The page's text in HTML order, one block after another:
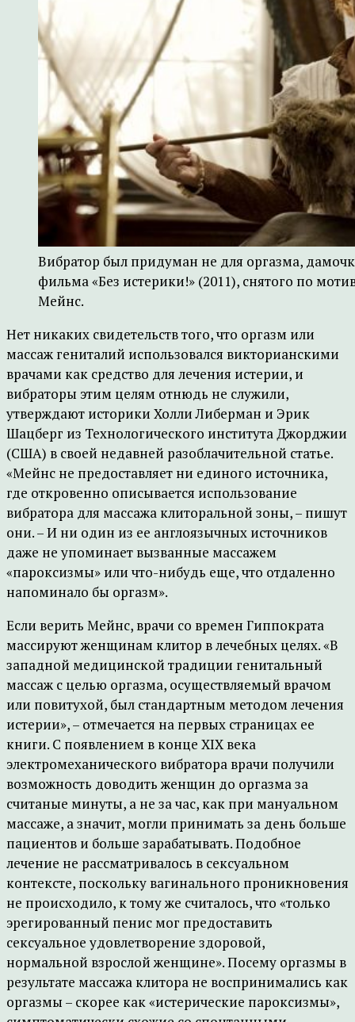
Вибратор был придуман не для оргазма,
фильма «Без истерики!» (2011), снятого по
Мейнс.
Нет никаких свидетельств того, что оргазм или
массаж гениталий использовался викторианскими
врачами как средство для лечения истерии, и
вибраторы этим целям отнюдь не служили,
утверждают историки Холли Либерман и Эрик
Шацберг из Технологического института Джорджии
(США) в своей недавней разоблачительной статье.
«Мейнс не предоставляет ни единого источника,
где откровенно описывается использование
вибратора для массажа клиторальной зоны, – пишут
они. – И ни один из ее англоязычных источников
даже не упоминает вызванные массажем
«пароксизмы» или что-нибудь еще, что отдаленно
напоминало бы оргазм».
Если верить Мейнс, врачи со времен Гиппократа
массируют женщинам клитор в лечебных целях. «В
западной медицинской традиции генитальный
массаж с целью оргазма, осуществляемый врачом
или повитухой, был стандартным методом лечения
истерии», – отмечается на первых страницах ее
книги. С появлением в конце XIX века
электромеханического вибратора врачи получили
возможность доводить женщин до оргазма за
считаные минуты, а не за час, как при мануальном
массаже, а значит, могли принимать за день больше
пациентов и больше зарабатывать. Подобное
лечение не рассматривалось в сексуальном
контексте, поскольку вагинального проникновения
не происходило, к тому же считалось, что «только
эрегированный пенис мог предоставить
сексуальное удовлетворение здоровой,
нормальной взрослой женщине». Посему оргазмы в
результате массажа клитора не воспринимались как
оргазмы – скорее как «истерические пароксизмы»,